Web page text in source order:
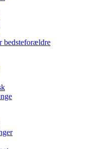
bedsteforældre